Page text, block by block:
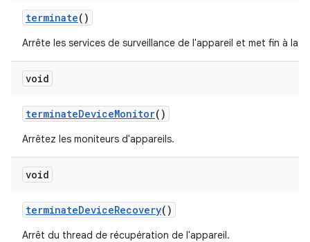
terminate()
Arrête les services de surveillance de l'appareil et met fin à la
void
terminateDeviceMonitor()
Arrêtez les moniteurs d'appareils.
void
terminateDeviceRecovery()
Arrêt du thread de récupération de l'appareil.